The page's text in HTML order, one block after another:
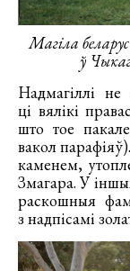
Магіла
ў
Надмагіллі
ці вялікі
што тое
вакол
каменем,
Змагара. У
раскошныя
з надпісамі